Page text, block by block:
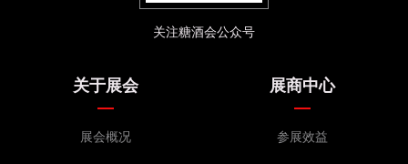
关注糖酒会公众号
关于展会
展会概况
展商中心
参展效益